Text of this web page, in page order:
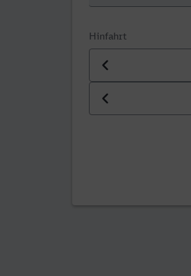
Hinfahrt
Datum der Hinfahrt
Uhrzeit der Hinfahrt